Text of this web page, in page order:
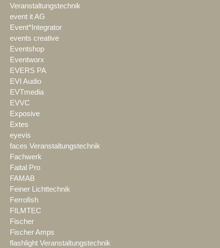
Veranstaltungstechnik
event it AG
Event*Integrator
events creative
Eventshop
Eventworx
EVERS PA
EVI Audio
EVTmedia
EVVC
Exposive
Extes
eyevis
faces Veranstaltungstechnik
Fachwerk
Faital Pro
FAMAB
Feiner Lichttechnik
Ferrofish
FILMTEC
Fischer
Fischer Amps
flashlight Veranstaltungstechnik